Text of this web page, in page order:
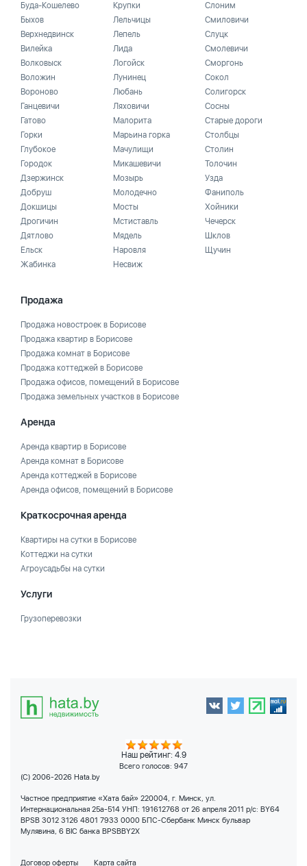
Буда-Кошелево
Быхов
Верхнедвинск
Вилейка
Волковыск
Воложин
Вороново
Ганцевичи
Гатово
Горки
Глубокое
Городок
Дзержинск
Добруш
Докшицы
Дрогичин
Дятлово
Ельск
Жабинка
Крупки
Лельчицы
Лепель
Лида
Логойск
Лунинец
Любань
Ляховичи
Малорита
Марьина горка
Мачулищи
Микашевичи
Мозырь
Молодечно
Мосты
Мстиставль
Мядель
Наровля
Несвиж
Слоним
Смиловичи
Слуцк
Смолевичи
Сморгонь
Сокол
Солигорск
Сосны
Старые дороги
Столбцы
Столин
Толочин
Узда
Фаниполь
Хойники
Чечерск
Шклов
Щучин
Продажа
Продажа новостроек в Борисове
Продажа квартир в Борисове
Продажа комнат в Борисове
Продажа коттеджей в Борисове
Продажа офисов, помещений в Борисове
Продажа земельных участков в Борисове
Аренда
Аренда квартир в Борисове
Аренда комнат в Борисове
Аренда коттеджей в Борисове
Аренда офисов, помещений в Борисове
Краткосрочная аренда
Квартиры на сутки в Борисове
Коттеджи на сутки
Агроусадьбы на сутки
Услуги
Грузоперевозки
Наш рейтинг: 4.9
Всего голосов: 947
(C) 2006-2026 Hata.by
Частное предприятие «Хата бай» 220004, г. Минск, ул.
Интернациональная 25а-514 УНП: 191612768 от 26 апреля 2011 р/с: BY64
BPSB 3012 3126 4801 7933 0000 БПС-Сбербанк Минск бульвар
Мулявина, 6 BIC банка BPSBBY2X
Договор оферты Карта сайта